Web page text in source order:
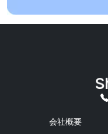
会社概要